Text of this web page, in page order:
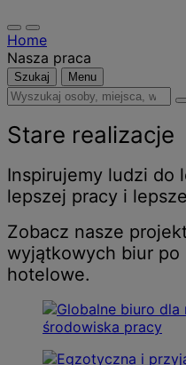
Home
Nasza praca
Szukaj Menu
Wyszukaj
miejsca,
wiadomości
i
informacje
Stare realizacje
Inspirujemy ludzi do
lepszej pracy i
Zobacz nasze
wyjątkowych biur
hotelowe.